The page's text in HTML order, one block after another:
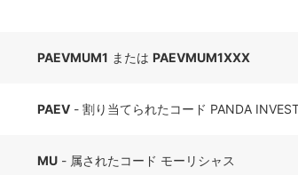
PAEVMUM1 または PAEVMUM1XXX
PAEV - 割り当てられたコード PANDA
MU - 属されたコード モーリシャス